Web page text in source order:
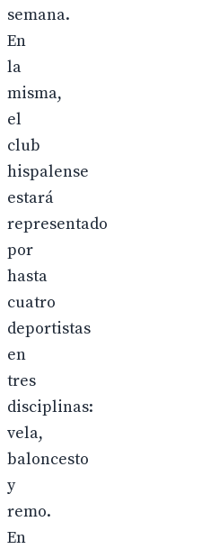
semana.
En
la
misma,
el
club
hispalense
estará
representado
por
hasta
cuatro
deportistas
en
tres
disciplinas:
vela,
baloncesto
y
remo.
En